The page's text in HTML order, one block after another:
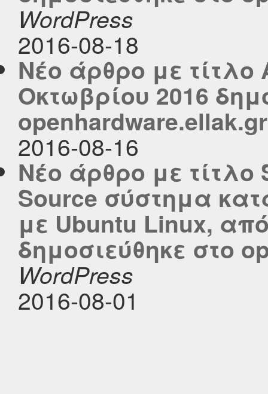
WordPress
2016-08-18
Νέο άρθρο με τίτλο
Οκτωβρίου 2016
openhardware.ellak.gr
2016-08-16
Νέο άρθρο με τίτλο
Source σύστημα
με Ubuntu Linux,
δημοσιεύθηκε στο
WordPress
2016-08-01